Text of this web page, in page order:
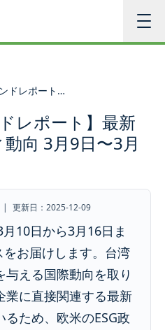
【週刊ESGトレンドレポート】最新サステナビリティ動向 3月9日〜3月16日
レポート】最新
向 3月9日〜3月
| 更新日：2025-12-09
10日から3月16日ま
をお届けします。台湾
える国際動向を取り
業に直接関連する最新
ため、欧米のESG政